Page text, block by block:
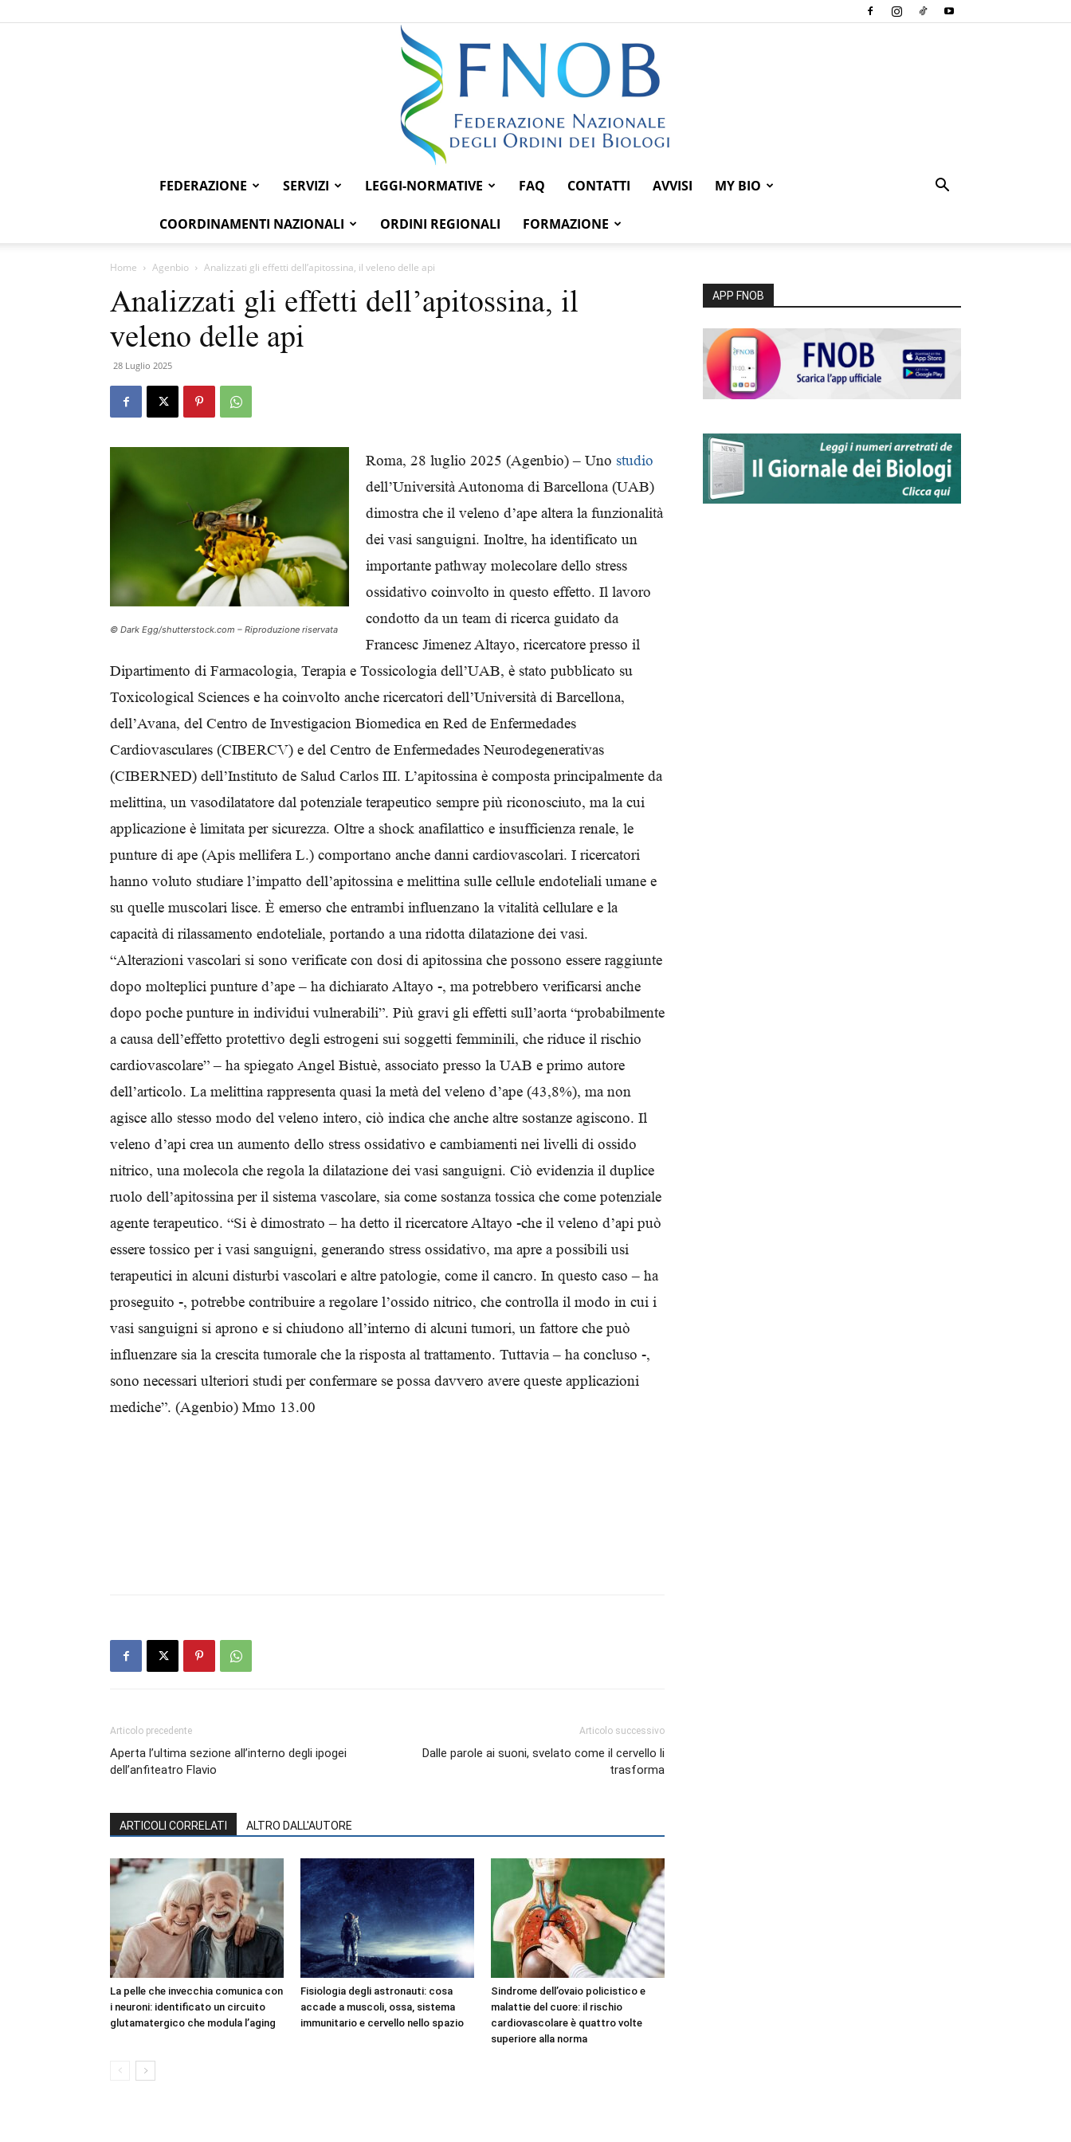
Federazione
Nazionale
FEDERAZIONE SERVIZI LEGGI-NORMATIVE FAQ CONTATTI AVVISI MY BIO
COORDINAMENTI NAZIONALI ORDINI REGIONALI FORMAZIONE
Home Agenbio Analizzati gli effetti dell’apitossina, il veleno delle api
Analizzati gli effetti dell’apitossina, il
veleno delle api
28 Luglio 2025
© Dark Egg/shutterstock.com – Riproduzione riservata
Roma, 28 luglio 2025 (Agenbio) – Uno studio
dell’Università Autonoma di Barcellona (UAB)
dimostra che il veleno d’ape altera la funzionalità
dei vasi sanguigni. Inoltre, ha identificato un
importante pathway molecolare dello stress
ossidativo coinvolto in questo effetto. Il lavoro
condotto da un team di ricerca guidato da
Francesc Jimenez Altayo, ricercatore presso il
Dipartimento di Farmacologia, Terapia e Tossicologia dell’UAB, è stato pubblicato su
Toxicological Sciences e ha coinvolto anche ricercatori dell’Università di Barcellona,
dell’Avana, del Centro de Investigacion Biomedica en Red de Enfermedades
Cardiovasculares (CIBERCV) e del Centro de Enfermedades Neurodegenerativas
(CIBERNED) dell’Instituto de Salud Carlos III. L’apitossina è composta principalmente da
melittina, un vasodilatatore dal potenziale terapeutico sempre più riconosciuto, ma la cui
applicazione è limitata per sicurezza. Oltre a shock anafilattico e insufficienza renale, le
punture di ape (Apis mellifera L.) comportano anche danni cardiovascolari. I ricercatori
hanno voluto studiare l’impatto dell’apitossina e melittina sulle cellule endoteliali umane e
su quelle muscolari lisce. È emerso che entrambi influenzano la vitalità cellulare e la
capacità di rilassamento endoteliale, portando a una ridotta dilatazione dei vasi.
“Alterazioni vascolari si sono verificate con dosi di apitossina che possono essere raggiunte
dopo molteplici punture d’ape – ha dichiarato Altayo -, ma potrebbero verificarsi anche
dopo poche punture in individui vulnerabili”. Più gravi gli effetti sull’aorta “probabilmente
a causa dell’effetto protettivo degli estrogeni sui soggetti femminili, che riduce il rischio
cardiovascolare” – ha spiegato Angel Bistuè, associato presso la UAB e primo autore
dell’articolo. La melittina rappresenta quasi la metà del veleno d’ape (43,8%), ma non
agisce allo stesso modo del veleno intero, ciò indica che anche altre sostanze agiscono. Il
veleno d’api crea un aumento dello stress ossidativo e cambiamenti nei livelli di ossido
nitrico, una molecola che regola la dilatazione dei vasi sanguigni. Ciò evidenzia il duplice
ruolo dell’apitossina per il sistema vascolare, sia come sostanza tossica che come potenziale
agente terapeutico. “Si è dimostrato – ha detto il ricercatore Altayo -che il veleno d’api può
essere tossico per i vasi sanguigni, generando stress ossidativo, ma apre a possibili usi
terapeutici in alcuni disturbi vascolari e altre patologie, come il cancro. In questo caso – ha
proseguito -, potrebbe contribuire a regolare l’ossido nitrico, che controlla il modo in cui i
vasi sanguigni si aprono e si chiudono all’interno di alcuni tumori, un fattore che può
influenzare sia la crescita tumorale che la risposta al trattamento. Tuttavia – ha concluso -,
sono necessari ulteriori studi per confermare se possa davvero avere queste applicazioni
mediche”. (Agenbio) Mmo 13.00
Articolo precedente
Aperta l’ultima sezione all’interno degli ipogei
dell’anfiteatro Flavio
Articolo successivo
Dalle parole ai suoni, svelato come il cervello li
trasforma
ARTICOLI CORRELATI ALTRO DALL'AUTORE
La pelle che invecchia comunica con
i neuroni: identificato un circuito
glutamatergico che modula l’aging
Fisiologia degli astronauti: cosa
accade a muscoli, ossa, sistema
immunitario e cervello nello spazio
Sindrome dell’ovaio policistico e
malattie del cuore: il rischio
cardiovascolare è quattro volte
superiore alla norma
APP FNOB